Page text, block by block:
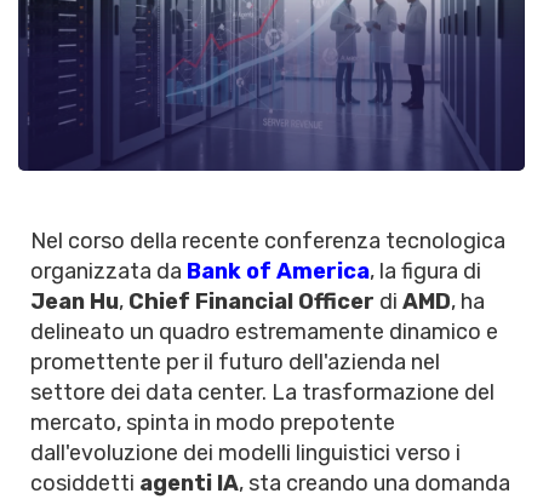
Nel corso della recente conferenza tecnologica
organizzata da Bank of America, la figura di
Jean Hu, Chief Financial Officer di AMD, ha
delineato un quadro estremamente dinamico e
promettente per il futuro dell'azienda nel
settore dei data center. La trasformazione del
mercato, spinta in modo prepotente
dall'evoluzione dei modelli linguistici verso i
cosiddetti agenti IA, sta creando una domanda